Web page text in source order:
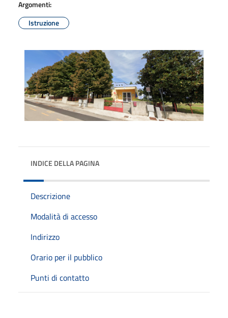
Argomenti:
Istruzione
INDICE DELLA PAGINA
Descrizione
Modalità di accesso
Indirizzo
Orario per il pubblico
Punti di contatto